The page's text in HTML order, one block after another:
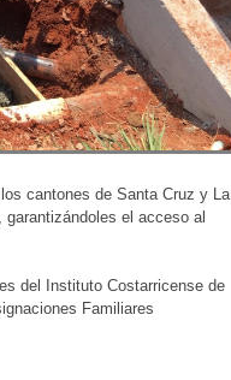
cantones de Santa Cruz y La
el acceso al
del Instituto Costarricense de
Familiares